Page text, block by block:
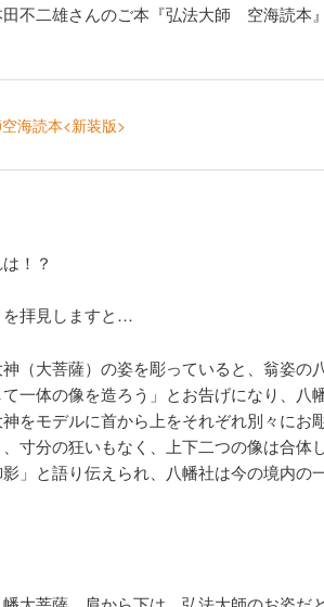
不二雄さんのご本『弘法大師 空海読本
海読本<新装版>
！？
拝見しますと…
（大菩薩）の姿を彫っていると、翁姿の
一体の像を造ろう」とお告げになり、八
をモデルに首から上をそれぞれ別々にお
寸分の狂いもなく、上下二つの像は合体
」と語り伝えられ、八幡社は今の境内の